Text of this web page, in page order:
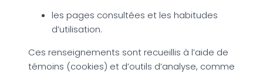
les pages consultées et les habitudes
d’utilisation.
Ces renseignements sont recueillis à l’aide de
témoins (cookies) et d’outils d’analyse, comme